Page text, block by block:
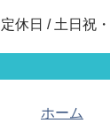
定休日 / 土日祝
ホーム